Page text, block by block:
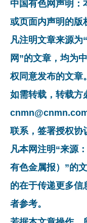
中国有色网声明：
或页面内声明的版
凡注明文章来源为
网”的文章，均为
权同意发布的文章。
如需转载，转载方
联系，签署授权协
凡本网注明“来源
有色金属报）”的
的在于传递更多信
者参考。